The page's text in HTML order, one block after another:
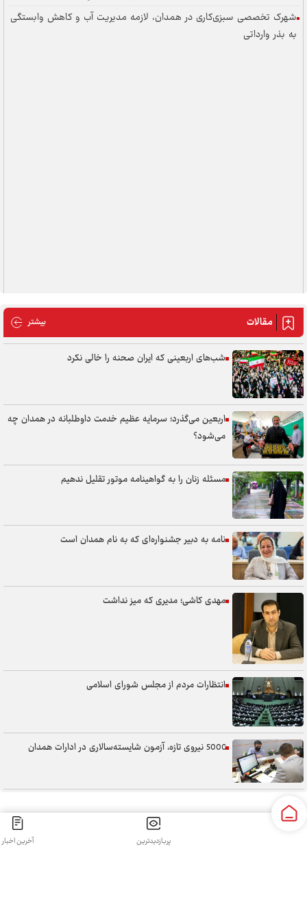
شهرک تخصصی سبزی‌کاری در همدان، لازمه مدیریت آب و کاهش وابستگی
به بذر وارداتی
مقالات بیشتر مقالات
شب‌های اربعینی که ایران صحنه را خالی نکرد
اربعین می‌گذرد؛ سرمایه عظیم خدمت داوطلبانه در همدان چه
می‌شود؟
مسئله زنان را به گواهینامه موتور تقلیل ندهیم
نامه به دبیر جشنواره‌ای که به نام همدان است
مهدی کاشی؛ مدیری که میز نداشت
انتظارات مردم از مجلس شورای اسلامی
5000 نیروی تازه، آزمون شایسته‌سالاری در ادارات همدان
پربازدیدترین آخرین اخبار